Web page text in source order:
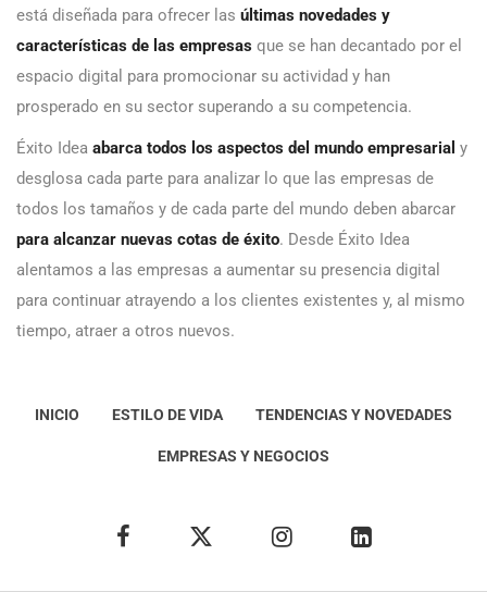
está diseñada para ofrecer las últimas novedades y
características de las empresas que se han decantado por el
espacio digital para promocionar su actividad y han
prosperado en su sector superando a su competencia.
Éxito Idea abarca todos los aspectos del mundo empresarial y
desglosa cada parte para analizar lo que las empresas de
todos los tamaños y de cada parte del mundo deben abarcar
para alcanzar nuevas cotas de éxito. Desde Éxito Idea
alentamos a las empresas a aumentar su presencia digital
para continuar atrayendo a los clientes existentes y, al mismo
tiempo, atraer a otros nuevos.
INICIO ESTILO DE VIDA TENDENCIAS Y NOVEDADES
EMPRESAS Y NEGOCIOS